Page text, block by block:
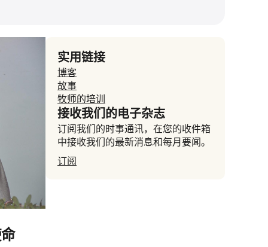
实用链接
博客
故事
牧师的培训
接收我们的电子杂志
订阅我们的时事通讯，在您的收件箱
中接收我们的最新消息和每月要闻。
订阅